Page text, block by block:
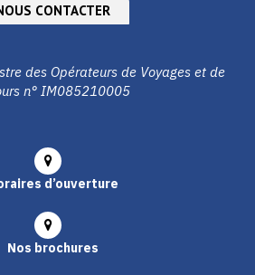
CONTACTER
des Opérateurs de Voyages et de
n° IM085210005
d’ouverture
Nos brochures